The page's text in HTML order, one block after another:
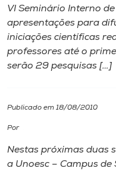
Internacionalização
I.nova
Diplomados
VI Seminário Interno
apresentações para
iniciações científicas
professores até o
serão 29 pesquisas […]
Publicado em 18/08/2010
Por
Nestas próximas duas
a Unoesc – Campus de